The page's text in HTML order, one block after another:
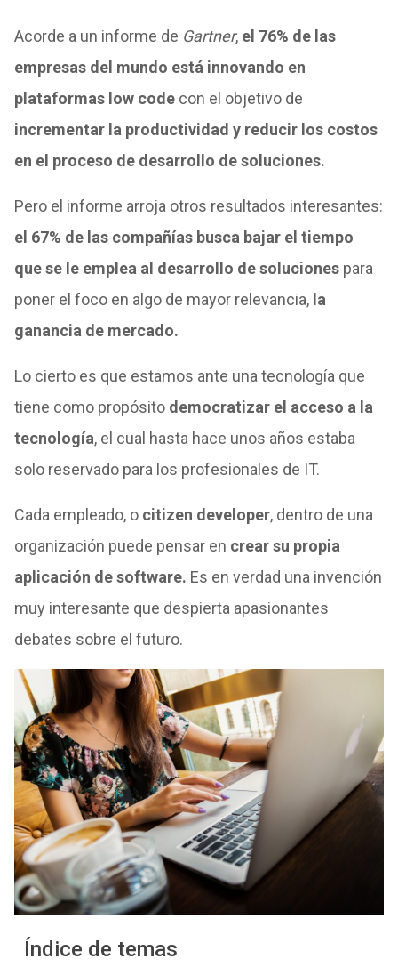
Acorde a un informe de Gartner, el 76% de las
empresas del mundo está innovando en
plataformas low code con el objetivo de
incrementar la productividad y reducir los costos
en el proceso de desarrollo de soluciones.
Pero el informe arroja otros resultados interesantes:
el 67% de las compañías busca bajar el tiempo
que se le emplea al desarrollo de solucionespara
poner el foco en algo de mayor relevancia, la
ganancia de mercado.
Lo cierto es que estamos ante una tecnología que
tiene como propósito democratizar el acceso a la
tecnología, el cual hasta hace unos años estaba
solo reservado para los profesionales de IT.
Cada empleado, o citizen developer, dentro de una
organización puede pensar en crear su propia
aplicación de software. Es en verdad una invención
muy interesante que despierta apasionantes
debates sobre el futuro.
Índice de temas